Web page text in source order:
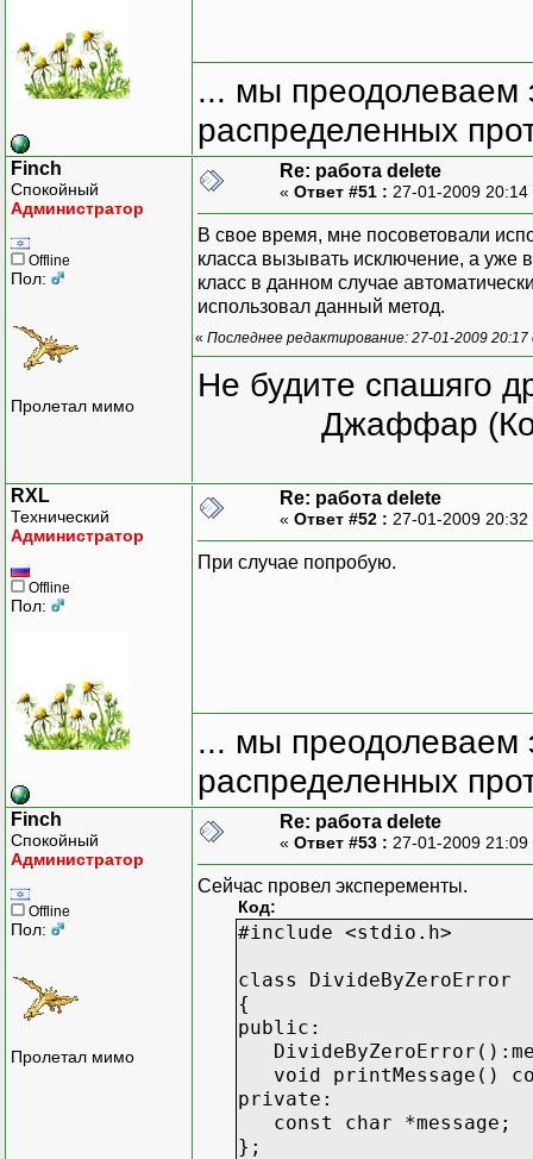
... мы преодолеваем
распределенных
Finch
Спокойный
Администратор
Offline
Пол:
Пролетал мимо
Re: работа delete
« Ответ #51 : 27-01-2009
В свое время, мне посоветовали
класса вызывать исключение, а уже
класс в данном случае
использовал данный метод.
« Последнее редактирование: 27-01-2009
Не будите спашяго
Джаффар
RXL
Технический
Администратор
Offline
Пол:
Re: работа delete
« Ответ #52 : 27-01-2009
При случае попробую.
... мы преодолеваем
распределенных
Finch
Спокойный
Администратор
Offline
Пол:
Пролетал мимо
Re: работа delete
« Ответ #53 : 27-01-2009
Сейчас провел эксперементы.
Код:
#include <stdio.h>
class DivideByZeroError
{
public:
void printMessage()
private:
const char *message;
};